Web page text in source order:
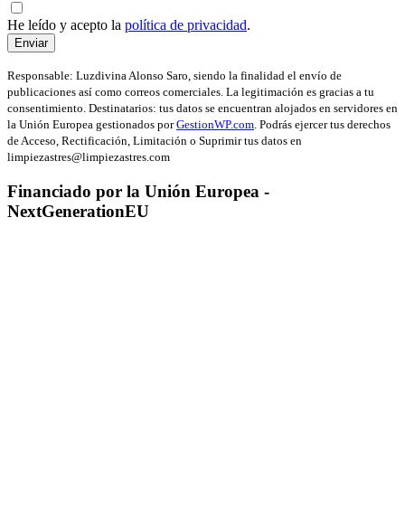
He leído y acepto la política de privacidad.
Enviar
Responsable: Luzdivina Alonso Saro, siendo la finalidad el envío de
publicaciones así como correos comerciales. La legitimación es gracias a tu
consentimiento. Destinatarios: tus datos se encuentran alojados en servidores en
la Unión Europea gestionados porGestionWP.com. Podrás ejercer tus derechos
de Acceso, Rectificación, Limitación o Suprimir tus datos en
limpiezastres@limpiezastres.com
Financiado por la Unión Europea -
NextGenerationEU